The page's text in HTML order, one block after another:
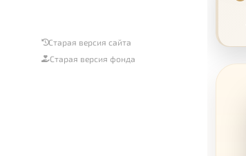
Старая версия сайта
Старая версия фонда